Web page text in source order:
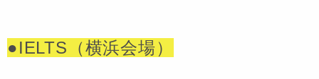
●IELTS（横浜会場）